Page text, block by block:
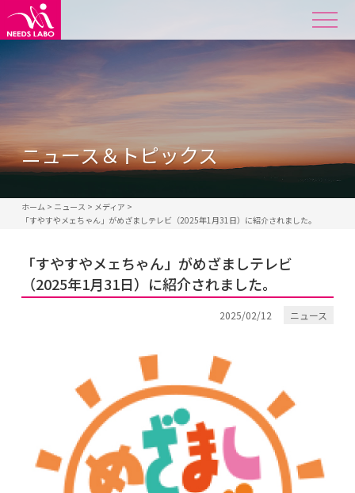
ニュース＆トピックス
ホーム > ニュース > メディア >
「すやすやメェちゃん」がめざましテレビ（2025年1月31日）に紹介されました。
「すやすやメェちゃん」がめざましテレビ
（2025年1月31日）に紹介されました。
2025/02/12 ニュース